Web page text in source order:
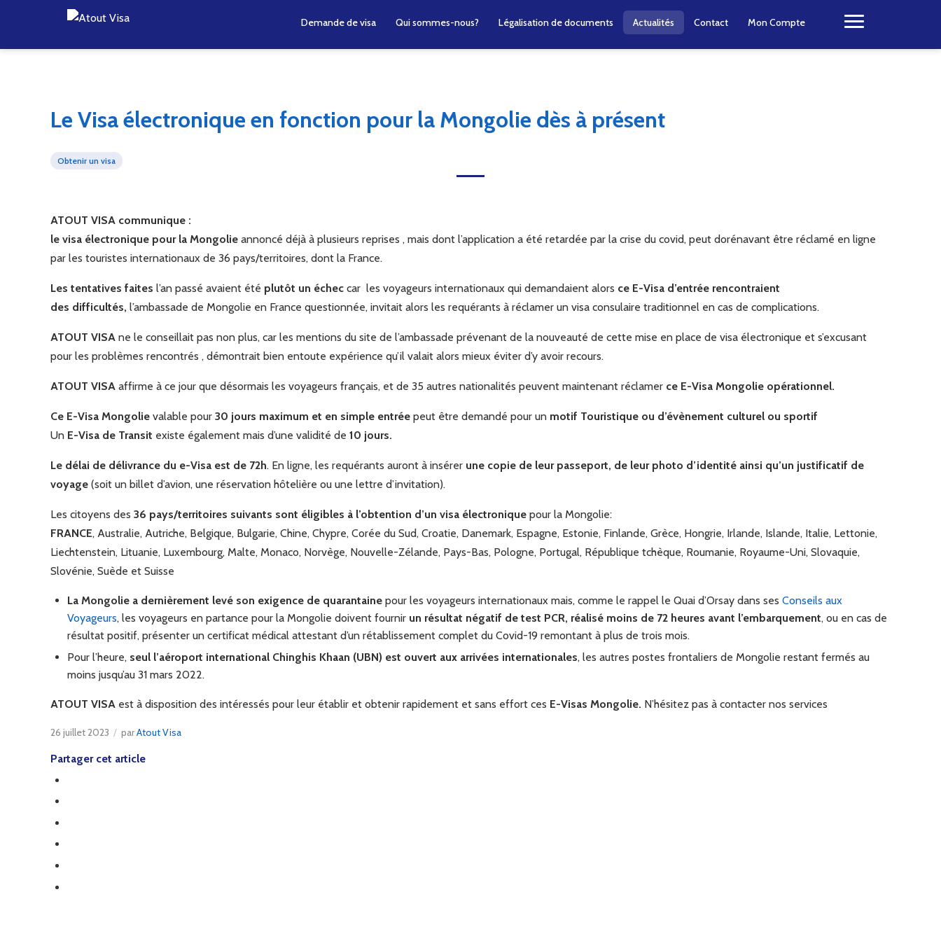
Demande de visa Qui sommes-nous? Légalisation de documents Actualités Contact Mon Compte
Le Visa électronique en fonction pour la Mongolie dès à présent
Obtenir un visa
ATOUT VISA communique :
le visa électronique pour la Mongolie annoncé déjà à plusieurs reprises , mais dont l’application a été retardée par la crise du covid, peut dorénavant être réclamé en ligne
par les touristes internationaux de 36 pays/territoires, dont la France.
Les tentatives faites l’an passé avaient été plutôt un échec car les voyageurs internationaux qui demandaient alors ce E-Visa d’entrée rencontraient
des difficultés, l’ambassade de Mongolie en France questionnée, invitait alors les requérants à réclamer un visa consulaire traditionnel en cas de complications.
ATOUT VISA ne le conseillait pas non plus, car les mentions du site de l’ambassade prévenant de la nouveauté de cette mise en place de visa électronique et s’excusant
pour les problèmes rencontrés , démontrait bien entoute expérience qu’il valait alors mieux éviter d’y avoir recours.
ATOUT VISA affirme à ce jour que désormais les voyageurs français, et de 35 autres nationalités peuvent maintenant réclamer ce E-Visa Mongolie opérationnel.
Ce E-Visa Mongolie valable pour 30 jours maximum et en simple entrée peut être demandé pour un motif Touristique ou d’évènement culturel ou sportif
Un E-Visa de Transit existe également mais d’une validité de 10 jours.
Le délai de délivrance du e-Visa est de 72h. En ligne, les requérants auront à insérer une copie de leur passeport, de leur photo d’identité ainsi qu’un justificatif de
voyage (soit un billet d’avion, une réservation hôtelière ou une lettre d’invitation).
Les citoyens des 36 pays/territoires suivants sont éligibles à l’obtention d’un visa électronique pour la Mongolie:
FRANCE, Australie, Autriche, Belgique, Bulgarie, Chine, Chypre, Corée du Sud, Croatie, Danemark, Espagne, Estonie, Finlande, Grèce, Hongrie, Irlande, Islande, Italie, Lettonie,
Liechtenstein, Lituanie, Luxembourg, Malte, Monaco, Norvège, Nouvelle-Zélande, Pays-Bas, Pologne, Portugal, République tchèque, Roumanie, Royaume-Uni, Slovaquie,
Slovénie, Suède et Suisse
La Mongolie a dernièrement levé son exigence de quarantaine pour les voyageurs internationaux mais, comme le rappel le Quai d’Orsay dans ses Conseils aux
Voyageurs, les voyageurs en partance pour la Mongolie doivent fournir un résultat négatif de test PCR, réalisé moins de 72 heures avant l’embarquement, ou en cas de
résultat positif, présenter un certificat médical attestant d’un rétablissement complet du Covid-19 remontant à plus de trois mois.
Pour l’heure, seul l’aéroport international Chinghis Khaan (UBN) est ouvert aux arrivées internationales, les autres postes frontaliers de Mongolie restant fermés au
moins jusqu’au 31 mars 2022.
ATOUT VISA est à disposition des intéressés pour leur établir et obtenir rapidement et sans effort ces E-Visas Mongolie. N’hésitez pas à contacter nos services
26 juillet 2023 / parAtout Visa
Partager cet article